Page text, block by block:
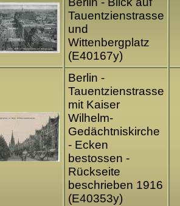
Tauentzienstrasse
und
Wittenbergplatz
(E40167y)
Berlin -
Tauentzienstrasse
mit Kaiser
Wilhelm-
Gedächtniskirche
- Ecken
bestossen -
Rückseite
beschrieben 1916
(E40353y)